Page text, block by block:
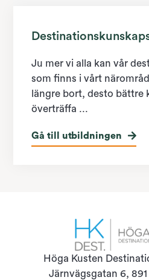
Ju mer vi alla kan vår
som finns i vårt
längre bort, desto bättre
överträffa ...
Gå till utbildningen
Höga Kusten
Järnvägsgatan 6,